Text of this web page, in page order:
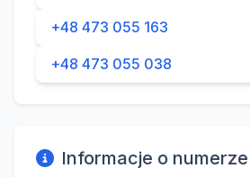
+48 473 055 163
+48 473 055 038
Informacje o numerze